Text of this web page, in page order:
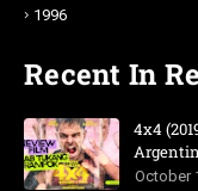
1996
Recent In
4x4
October